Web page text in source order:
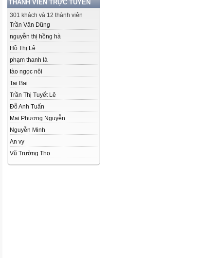
THÀNH VIÊN TRỰC TUYẾN
301 khách và 12 thành viên
Trần Văn Dũng
nguyễn thị hồng hà
Hồ Thị Lê
phạm thanh là
tào ngọc nôi
Tai Bai
Trần Thị Tuyết Lê
Đỗ Anh Tuấn
Mai Phương Nguyễn
Nguyễn Minh
An vy
Vũ Trường Thọ